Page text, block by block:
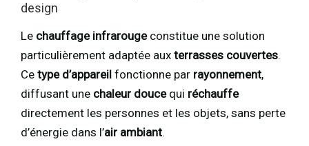
design
Le chauffage infrarougeconstitue une solution
particulièrement adaptée aux terrasses couvertes.
Ce type d’appareil fonctionne par rayonnement,
diffusant une chaleur doucequi réchauffe
directement les personnes et les objets, sans perte
d’énergie dans l’air ambiant.